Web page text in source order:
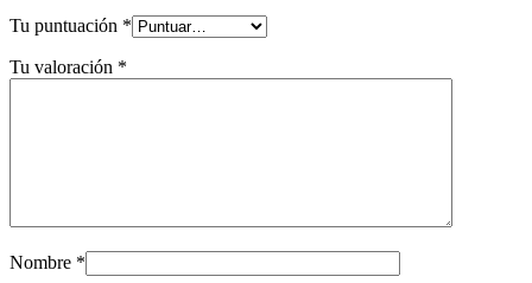
Tu puntuación *
Tu valoración *
Nombre *